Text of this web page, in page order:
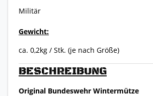
BESCHREIBUNG
Original Bundeswehr Wintermütze
Militär
Gewicht:
ca. 0,2kg / Stk. (je nach Größe)